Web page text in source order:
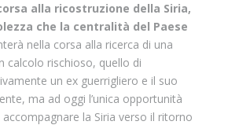
alla ricostruzione della Siria,
che la centralità del Paese
nella corsa alla ricerca di una
calcolo rischioso, quello di
un ex guerrigliero e il suo
ma ad oggi l’unica opportunità
la Siria verso il ritorno